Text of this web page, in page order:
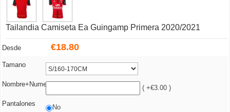
Tailandia Camiseta Ea Guingamp Primera 2020/2021
Desde €18.80
Tamano
Nombre+Numero ( +€3.00 )
Pantalones No